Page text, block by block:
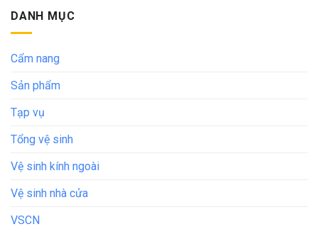
DANH MỤC
Cẩm nang
Sản phẩm
Tạp vụ
Tổng vệ sinh
Vệ sinh kính ngoài
Vệ sinh nhà cửa
VSCN